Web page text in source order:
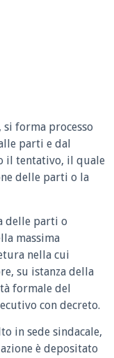
si forma processo
parti e dal
il tentativo, il quale
delle parti o la
delle parti o
massima
nella cui
su istanza della
formale del
con decreto.
in sede sindacale,
è depositato